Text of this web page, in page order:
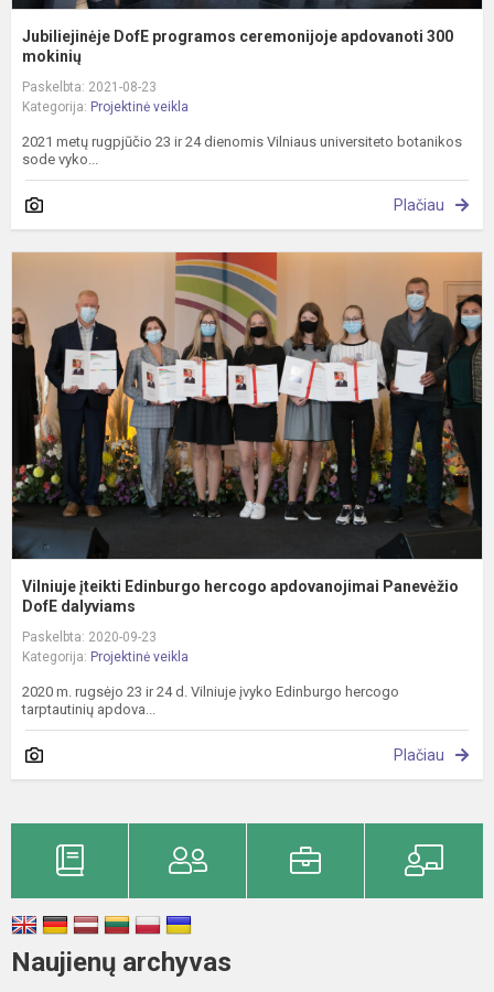
Jubiliejinėje DofE programos ceremonijoje apdovanoti 300
mokinių
Paskelbta: 2021-08-23
Kategorija: Projektinė veikla
2021 metų rugpjūčio 23 ir 24 dienomis Vilniaus universiteto botanikos
sode vyko...
Plačiau
Vilniuje įteikti Edinburgo hercogo apdovanojimai Panevėžio
DofE dalyviams
Paskelbta: 2020-09-23
Kategorija: Projektinė veikla
2020 m. rugsėjo 23 ir 24 d. Vilniuje įvyko Edinburgo hercogo
tarptautinių apdova...
Plačiau
Naujienų archyvas